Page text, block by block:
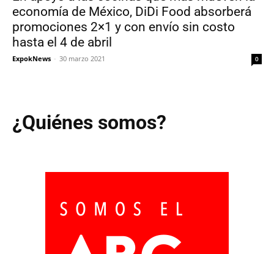
economía de México, DiDi Food absorberá
promociones 2×1 y con envío sin costo
hasta el 4 de abril
ExpokNews - 30 marzo 2021 0
¿Quiénes somos?